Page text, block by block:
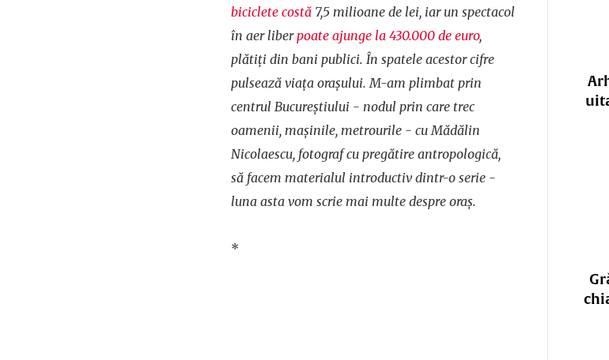
biciclete costă 7,5 milioane de lei, iar un spectacol
în aer liberpoate ajunge la 430.000 de euro,
plătiţi din bani publici. În spatele acestor cifre
pulsează viaţa oraşului. M-am plimbat prin
centrul Bucureștiului - nodul prin care trec
oamenii, mașinile, metrourile - cu Mădălin
Nicolaescu, fotograf cu pregătire antropologică,
să facem materialul introductiv dintr-o serie -
luna asta vom scrie mai multe despre oraş.
*